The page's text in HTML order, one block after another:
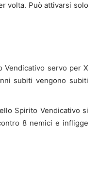
volta. Può attivarsi solo
Vendicativo servo per X
subiti vengono subiti
Spirito Vendicativo si
8 nemici e infligge